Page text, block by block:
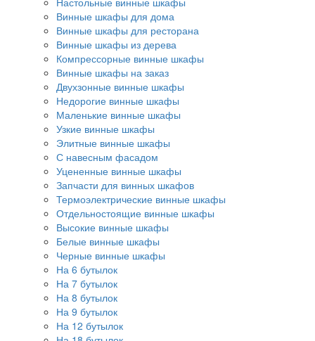
Винные шкафы для дома
Винные шкафы для ресторана
Винные шкафы из дерева
Компрессорные винные шкафы
Винные шкафы на заказ
Двухзонные винные шкафы
Недорогие винные шкафы
Маленькие винные шкафы
Узкие винные шкафы
Элитные винные шкафы
С навесным фасадом
Уцененные винные шкафы
Запчасти для винных шкафов
Термоэлектрические винные шкафы
Отдельностоящие винные шкафы
Высокие винные шкафы
Белые винные шкафы
Черные винные шкафы
На 6 бутылок
На 7 бутылок
На 8 бутылок
На 9 бутылок
На 12 бутылок